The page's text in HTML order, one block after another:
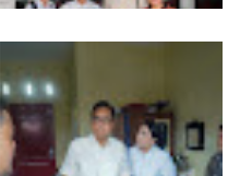
MIO Indonesia Sumut Resmi
Daftarkan Organisasi ke
Kesbangpol, Langkah Awal
Perkuat Profesionalisme
Media Online